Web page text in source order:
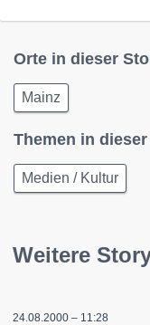
Orte in dieser
Mainz
Themen in
Medien / Kultur
Weitere
24.08.2000 – 11:28